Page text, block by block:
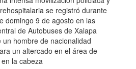
se registró durante
domingo 9 de agosto en las
de Autobuses de Xalapa
un hombre de nacionalidad
un altercado en el área de
la cabeza